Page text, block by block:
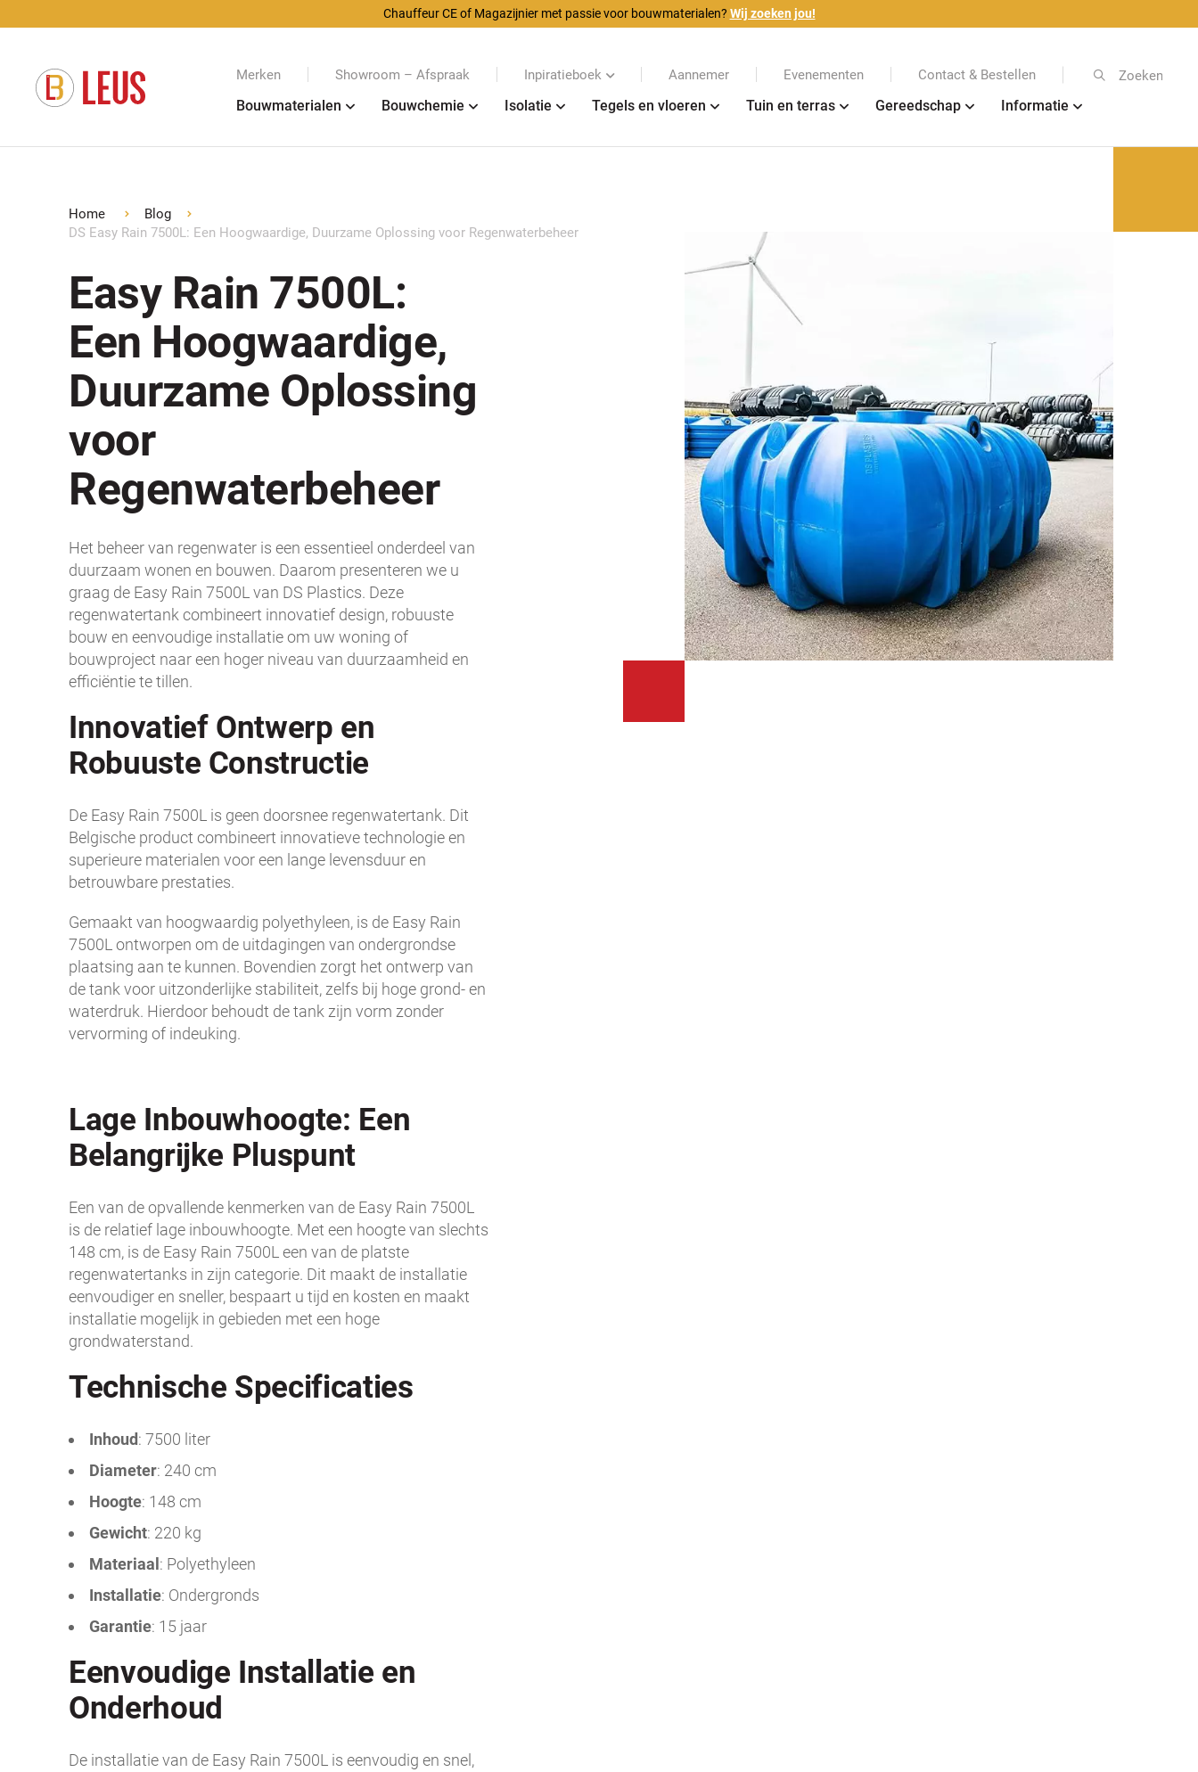
Chauffeur CE of Magazijnier met passie voor bouwmaterialen? Wij zoeken jou!
Merken Showroom – Afspraak Inpiratieboek Aannemer Evenementen Contact & Bestellen Zoeken
Bouwmaterialen Bouwchemie Isolatie Tegels en vloeren Tuin en terras Gereedschap Informatie
Home
Blog
DS Easy Rain 7500L: Een Hoogwaardige, Duurzame Oplossing voor Regenwaterbeheer
Easy Rain 7500L:
Een Hoogwaardige,
Duurzame Oplossing
voor
Regenwaterbeheer
Het beheer van regenwater is een essentieel onderdeel van
duurzaam wonen en bouwen. Daarom presenteren we u
graag de Easy Rain 7500L van DS Plastics. Deze
regenwatertank combineert innovatief design, robuuste
bouw en eenvoudige installatie om uw woning of
bouwproject naar een hoger niveau van duurzaamheid en
efficiëntie te tillen.
Innovatief Ontwerp en
Robuuste Constructie
De Easy Rain 7500L is geen doorsnee regenwatertank. Dit
Belgische product combineert innovatieve technologie en
superieure materialen voor een lange levensduur en
betrouwbare prestaties.
Gemaakt van hoogwaardig polyethyleen, is de Easy Rain
7500L ontworpen om de uitdagingen van ondergrondse
plaatsing aan te kunnen. Bovendien zorgt het ontwerp van
de tank voor uitzonderlijke stabiliteit, zelfs bij hoge grond- en
waterdruk. Hierdoor behoudt de tank zijn vorm zonder
vervorming of indeuking.
Lage Inbouwhoogte: Een
Belangrijke Pluspunt
Een van de opvallende kenmerken van de Easy Rain 7500L
is de relatief lage inbouwhoogte. Met een hoogte van slechts
148 cm, is de Easy Rain 7500L een van de platste
regenwatertanks in zijn categorie. Dit maakt de installatie
eenvoudiger en sneller, bespaart u tijd en kosten en maakt
installatie mogelijk in gebieden met een hoge
grondwaterstand.
Technische Specificaties
Inhoud: 7500 liter
Diameter: 240 cm
Hoogte: 148 cm
Gewicht: 220 kg
Materiaal : Polyethyleen
Installatie: Ondergronds
Garantie: 15 jaar
Eenvoudige Installatie en
Onderhoud
De installatie van de Easy Rain 7500L is eenvoudig en snel,